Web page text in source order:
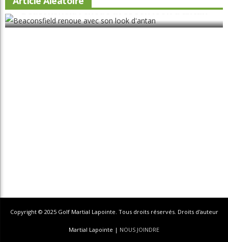
Beaconsfield renoue avec son look d'antan
Copyright © 2025 Golf Martial Lapointe. Tous droits réservés. Droits d'auteur
Martial Lapointe | NOUS JOINDRE